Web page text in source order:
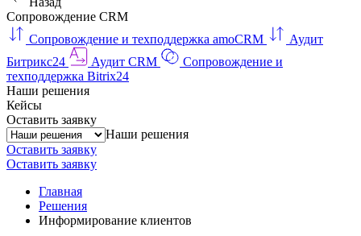
Сопровождение CRM
Сопровождение и техподдержка amoCRM
Аудит
Битрикс24
Аудит CRM
Сопровождение и
техподдержка Bitrix24
Наши решения
Кейсы
Оставить заявку
Наши решения
Оставить заявку
Оставить заявку
Главная
Решения
Информирование клиентов